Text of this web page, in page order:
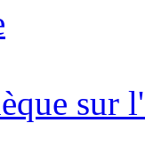
sur